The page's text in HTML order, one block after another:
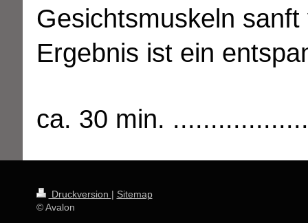
Gesichtsmuskeln
Ergebnis ist ein
ca. 30 min.
Druckversion | Sitemap
© Avalon